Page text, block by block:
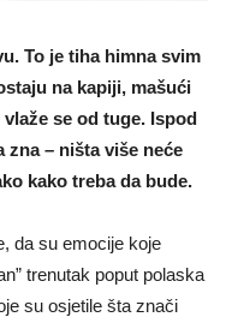
To je tiha himna svim
na kapiji, mašući
se od tuge. Ispod
– ništa više neće
kako treba da bude.
da su emocije koje
trenutak poput polaska
su osjetile šta znači